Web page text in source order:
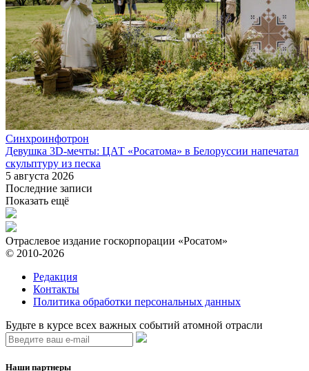
Синхроинфотрон
Девушка 3D-мечты: ЦАТ «Росатома» в Белоруссии напечатал
скульптуру из песка
5 августа 2026
Последние записи
Показать ещё
Отраслевое издание госкорпорации «Росатом»
© 2010-2026
Редакция
Контакты
Политика обработки персональных данных
Будьте в курсе всех важных событий атомной отрасли
Наши партнеры